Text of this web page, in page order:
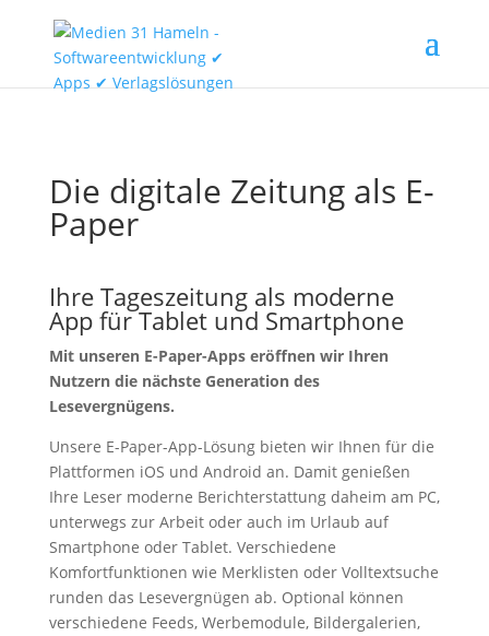
Die digitale Zeitung als E-
Paper
Ihre Tageszeitung als moderne
App für Tablet und Smartphone
Mit unseren E-Paper-Apps eröffnen wir Ihren
Nutzern die nächste Generation des
Lesevergnügens.
Unsere E-Paper-App-Lösung bieten wir Ihnen für die
Plattformen iOS und Android an. Damit genießen
Ihre Leser moderne Berichterstattung daheim am PC,
unterwegs zur Arbeit oder auch im Urlaub auf
Smartphone oder Tablet. Verschiedene
Komfortfunktionen wie Merklisten oder Volltextsuche
runden das Lesevergnügen ab. Optional können
verschiedene Feeds, Werbemodule, Bildergalerien,